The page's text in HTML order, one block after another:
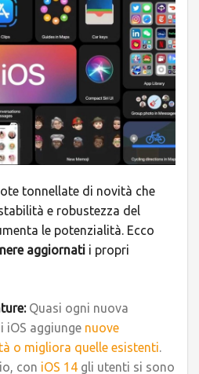
tonnellate di novità che
e robustezza del
le potenzialità. Ecco
aggiornati i propri
Quasi ogni nuova
iOS aggiunge nuove
o migliora quelle esistenti
con iOS 14gli utenti si sono